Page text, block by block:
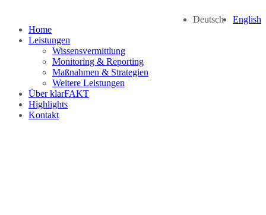
English
Deutsch
Home
Leistungen
Wissensvermittlung
Monitoring & Reporting
Maßnahmen & Strategien
Weitere Leistungen
Über klarFAKT
Highlights
Kontakt